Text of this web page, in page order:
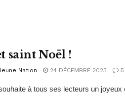
saint Noël !
Nation 24 DÉCEMBRE 2023 5
à tous ses lecteurs un joyeux